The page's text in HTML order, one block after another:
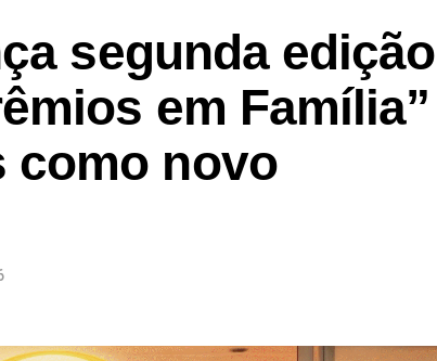
segunda edição
em Família”
como novo